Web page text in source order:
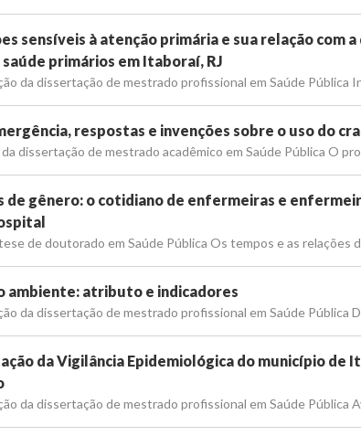
sensíveis à atenção primária e sua relação com
primários em Itaboraí, RJ
da dissertação de mestrado profissional em Saúde Pública
respostas e invenções sobre o uso do
dissertação de mestrado acadêmico em Saúde Pública O
de gênero: o cotidiano de enfermeiras e
de doutorado em Saúde Pública Os tempos e as relações
ambiente: atributo e indicadores
da dissertação de mestrado profissional em Saúde Pública
da Vigilância Epidemiológica do município de
da dissertação de mestrado profissional em Saúde Pública